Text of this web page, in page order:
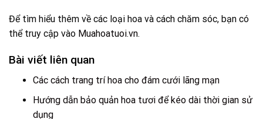
Để tìm hiểu thêm về các loại hoa và cách chăm sóc, bạn có
thể truy cập vào Muahoatuoi.vn.
Bài viết liên quan
Các cách trang trí hoa cho đám cưới lãng mạn
Hướng dẫn bảo quản hoa tươi để kéo dài thời gian sử
dụng